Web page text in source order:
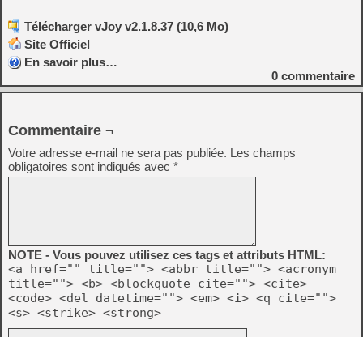
Télécharger vJoy v2.1.8.37 (10,6 Mo)
Site Officiel
En savoir plus…
0 commentaire
Commentaire ¬
Votre adresse e-mail ne sera pas publiée. Les champs
obligatoires sont indiqués avec *
NOTE - Vous pouvez utilisez ces tags et attributs HTML:
<a href="" title=""> <abbr title=""> <acronym
title=""> <b> <blockquote cite=""> <cite>
<code> <del datetime=""> <em> <i> <q cite="">
<s> <strike> <strong>